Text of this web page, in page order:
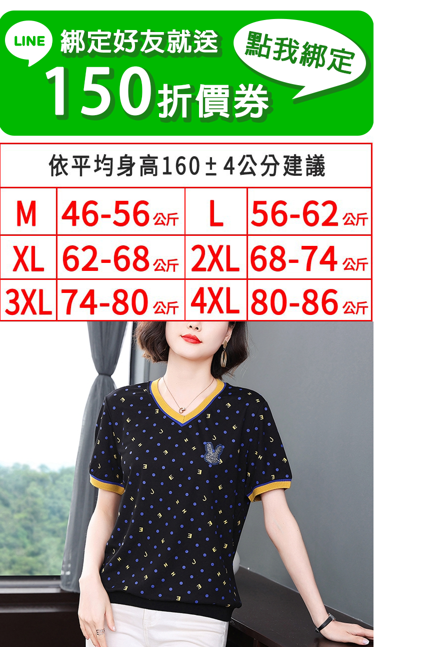
2.透過簡訊連結打開帳單後，可選擇「超商條碼／台灣大直營門市／銀行轉
帳／街口支付／iPASS MONEY」等通路繳費。
【注意事項】
1.本服務係由「台灣大哥大股份有限公司」（以下簡稱本公司）所提供，讓
用戶於交易時，得透過本服務購買商品或服務，並由商店將買賣／分期付
款買賣價金債權讓與本公司後，依約使用本公司帳單繳交帳款。
2.基於同意付款使用「大哥付你分期」之契約關係目的，商店將以您的個人
資料（包含姓名、電話或地址）提供予台灣大哥大進項蒐集、處理及利
用，由本公司與您本人進行分期帳單所需資料之確認、核對及更正。
3.完整用戶服務條款，請詳閱以下連結：
１．於結帳方式選擇「AFTEE先享後付」後，將跳轉至「AFTEE先享後
付」結帳頁面，進行簡訊認證並確認金額後，即可完成結帳。
２．訂單成立數日內，您將收到繳費通知簡訊。
３．收到繳費通知簡訊後14天內，點擊此簡訊中的連結，可透過四大超商
／ATM／網路銀行／等多元方式進行付款，方視為交易完成。
※ 請注意：結帳手續完成當下不需立刻繳費，但若您需要取消訂單，請聯
絡購買商品的店家。未經商家同意取消之訂單仍視為有效，需透過AFTEE
先享後付繳納相關費用。
※ 交易是否成功請以「AFTEE先享後付 」之結帳頁面顯示為準，若有關於
是否繳費成功／繳費後需取消欲退款等相關疑問，請聯繫「AFTEE先享後
付客戶支援中心」https://netprotections.freshdesk.com/support/home
【注意事項】
１．透過由恩沛科技股份有限公司提供之「AFTEE先享後付」服務完成之
交易，需依本服務之必要範圍內提供個人資料，並將交易相關給付款項請
求債權轉讓予恩沛科技股份有限公司。
２．關於個人資料處理事宜，請瀏覽以下網址：
https://aftee.tw/terms/#terms3
３．未成年的使用者請事先徵得法定代理人或監護人之同意方可使用
任。
４．使用「AFTEE先享後付」時，將依據個別帳號之用戶狀況，依本公司
即時審查核予不同之上限額度；若仍有額度不足之情形，本公司將視審查
結果請求用戶進行身份認證。
５．嚴禁一人註冊多個帳號或使用他人資訊註冊。若發現惡意使用之情
形，恩沛科技股份有限公司將有權停止該用戶之使用額度並採取法律行
動。
每筆NT$80，滿NT$699(含以上)免運費
付款後全家取貨
每筆NT$80，滿NT$699(含以上)免運費
萊爾富取貨付款
每筆NT$80，滿NT$699(含以上)免運費
付款後萊爾富取貨
每筆NT$80，滿NT$699(含以上)免運費
每筆NT$80，滿NT$699(含以上)免運費
每筆NT$80，滿NT$699(含以上)免運費
離島-郵局寄送
每筆NT$90，滿NT$699(含以上)免運費
國家/地區配送 查看運費
中尺碼女裝(55-70kg)